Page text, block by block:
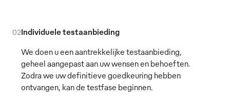
02Individuele testaanbieding
We doen u een aantrekkelijke testaanbieding,
geheel aangepast aan uw wensen en behoeften.
Zodra we uw definitieve goedkeuring hebben
ontvangen, kan de testfase beginnen.